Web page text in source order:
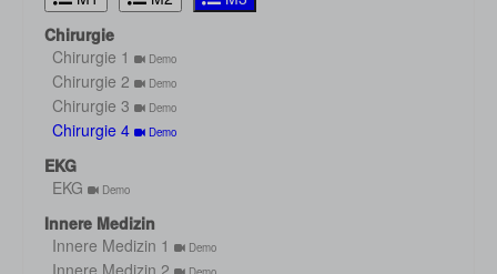
Chirurgie
Chirurgie 1
Demo
Chirurgie 2 Demo
Chirurgie 3 Demo
Chirurgie 4 Demo
EKG
EKG
Demo
Innere Medizin
Innere Medizin 1
Demo
Innere Medizin 2